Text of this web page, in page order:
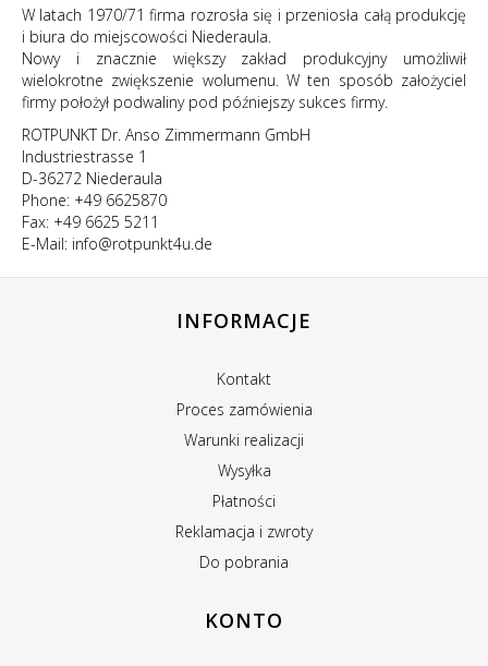
W latach 1970/71 firma rozrosła się i przeniosła całą produkcję
i biura do miejscowości Niederaula.
Nowy i znacznie większy zakład produkcyjny umożliwił
wielokrotne zwiększenie wolumenu. W ten sposób założyciel
firmy położył podwaliny pod późniejszy sukces firmy.
ROTPUNKT Dr. Anso Zimmermann GmbH
Industriestrasse 1
D-36272 Niederaula
Phone: +49 6625870
Fax: +49 6625 5211
E-Mail: info@rotpunkt4u.de
INFORMACJE
Kontakt
Proces zamówienia
Warunki realizacji
Wysyłka
Płatności
Reklamacja i zwroty
Do pobrania
KONTO